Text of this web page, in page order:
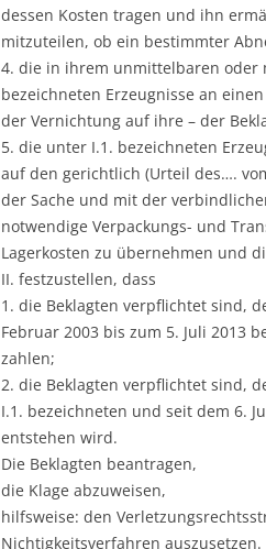
dessen Kosten tragen und ihn
mitzuteilen, ob ein bestimmter
4. die in ihrem unmittelbaren oder
bezeichneten Erzeugnisse an
der Vernichtung auf ihre – der
5. die unter I.1. bezeichneten
auf den gerichtlich (Urteil des….
der Sache und mit der
notwendige Verpackungs- und
Lagerkosten zu übernehmen und
II. festzustellen, dass
1. die Beklagten verpflichtet sind,
Februar 2003 bis zum 5. Juli 2013
zahlen;
2. die Beklagten verpflichtet sind,
I.1. bezeichneten und seit dem 6.
entstehen wird.
Die Beklagten beantragen,
die Klage abzuweisen,
hilfsweise: den
Nichtigkeitsverfahren auszusetzen.